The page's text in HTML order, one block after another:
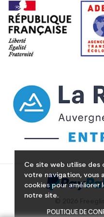
Ce site web utilise des
votre navigation, vous
cookies pour
notre site.
POLITIQUE DE